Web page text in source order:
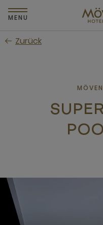
Zum
Hauptinhalt
MENU
Zurück